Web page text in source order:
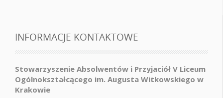
INFORMACJE KONTAKTOWE
Stowarzyszenie Absolwentów i Przyjaciół V Liceum
Ogólnokształcącego im. Augusta Witkowskiego w
Krakowie